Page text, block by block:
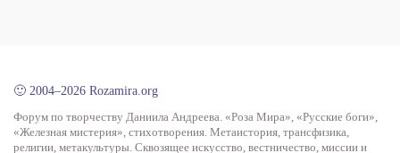
🙂 2004–2026 Rozamira.org
Форум по творчеству Даниила Андреева. «Роза Мира», «Русские боги»,
«Железная мистерия», стихотворения. Метаистория, трансфизика,
религии, метакультуры. Сквозящее искусство, вестничество, миссии и